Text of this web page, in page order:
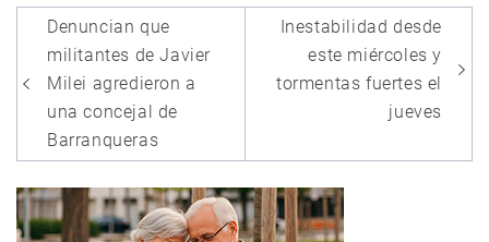
Navegación
de
entradas
Denuncian que
militantes de Javier
Milei agredieron a
una concejal de
Barranqueras
Inestabilidad desde
este miércoles y
tormentas fuertes el
jueves